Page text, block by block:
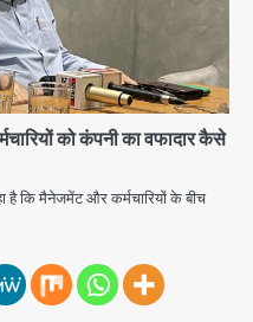
को कंपनी का वफादार कैसे
कि मैनेजमेंट और कर्मचारियों के बीच
बनकर बुजुर्ग को किया
22 लाख रुपये की ठगी
भार्गव पर उठ रहे सवाल,
गांजा तस्कर महिला से